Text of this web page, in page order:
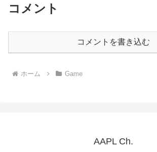
コメント
コメントを書き込む
ホーム Game
AAPL Ch.